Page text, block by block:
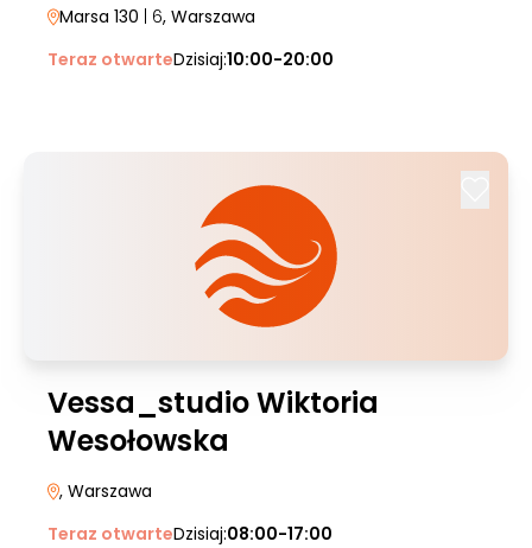
Marsa 130 | 6, Warszawa
Teraz otwarteDzisiaj:10:00-20:00
Vessa_studio Wiktoria
Wesołowska
, Warszawa
Teraz otwarteDzisiaj:08:00-17:00